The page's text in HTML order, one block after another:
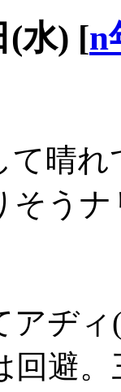
(水) [n
て晴れ
そう
アヂィ
回避